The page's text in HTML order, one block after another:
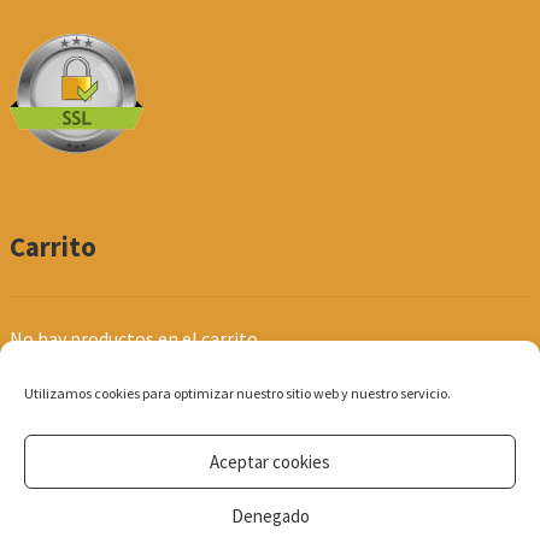
Utilizamos cookies para optimizar nuestro sitio web y nuestro servicio.
Aceptar cookies
Denegado
Carrito
No hay productos en el carrito.
© Produpel | Productos de Peluquería y Estética 2026